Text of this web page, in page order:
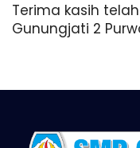
Terima kasih
Gunungjati 2